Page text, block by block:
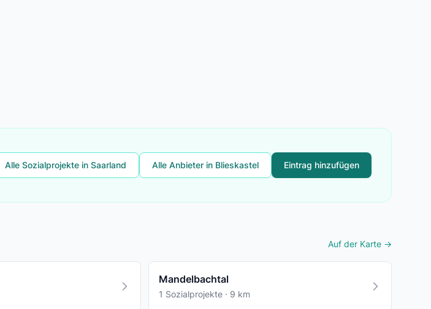
Alle Sozialprojekte in Saarland Alle Anbieter in Blieskastel Eintrag hinzufügen
Auf der Karte →
Mandelbachtal
1 Sozialprojekte · 9 km